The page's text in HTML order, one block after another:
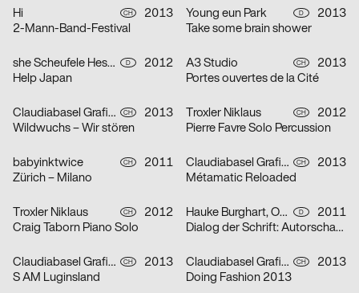
Hi CH
2013
2-Mann-Band-Festival
Young eun Park D
2013
Take some brain shower
she Scheufele Hesse Eigler Kommunikationsagentur D
2012
Help Japan
A3 Studio CH
2013
Portes ouvertes de la Cité
Claudiabasel Grafik & Interaktion, Aljoscha Lanz CH
2013
Wildwuchs – Wir stören
Troxler Niklaus CH
2012
Pierre Favre Solo Percussion
babyinktwice CH
2011
Zürich – Milano
Claudiabasel Grafik & Interaktion CH
2013
Métamatic Reloaded
Troxler Niklaus CH
2012
Craig Taborn Piano Solo
Hauke Burghart, Omar Nicolas, Maret Tholen, Hagen Verleger D
2011
Dialog der Schrift: Autorschaft in der Gestaltung
Claudiabasel Grafik & Interaktion CH
2013
S AM Luginsland
Claudiabasel Grafik & Interaktion CH
2013
Doing Fashion 2013